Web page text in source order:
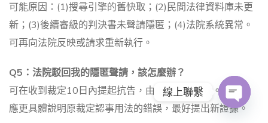
可能原因：(1)搜尋引擎的舊快取；(2)民間法律資料庫未更
新；(3)後續審級的判決書未聲請隱匿；(4)法院系統異常。
可再向法院反映或請求重新執行。
Q5：法院駁回我的隱匿聲請，該怎麼辦？
可在收到裁定10日內提起抗告，由上級法院審查。抗告狀
應更具體說明原裁定認事用法的錯誤，最好提出新證據。
線上聯繫
O